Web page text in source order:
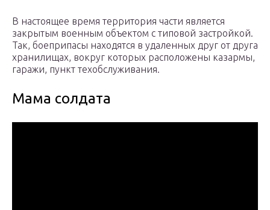
В настоящее время территория части является
закрытым военным объектом с типовой застройкой.
Так, боеприпасы находятся в удаленных друг от друга
хранилищах, вокруг которых расположены казармы,
гаражи, пункт техобслуживания.
Мама солдата